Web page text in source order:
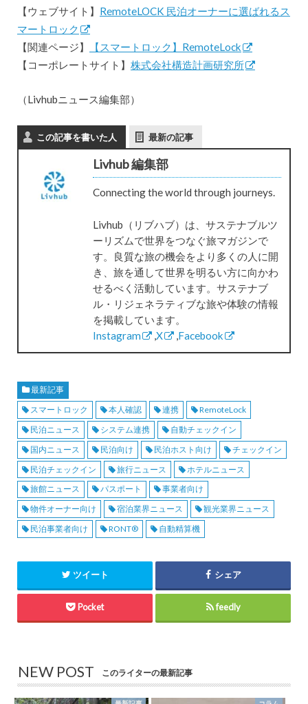
【ウェブサイト】 RemoteLOCK 民泊オーナーに選ばれるス
マートロック
【関連ページ】
【スマートロック】RemoteLock
【コーポレートサイト】 株式会社構造計画研究所
（Livhubニュース編集部）
この記事を書いた人 最新の記事
Livhub 編集部
Connecting the world through journeys.
Livhub（リブハブ）は、サステナブルツ
ーリズムで世界をつなぐ旅マガジンで
す。良質な旅の機会をより多くの人に開
き、旅を通して世界を明るい方に向かわ
せるべく活動しています。サステナブ
ル・リジェネラティブな旅や体験の情報
を掲載しています。
Instagram
,X ,Facebook
最新記事
スマートロック
本人確認 連携
RemoteLock
民泊ニュース
システム連携
自動チェックイン
国内ニュース
民泊向け 民泊ホスト向け
チェックイン
民泊チェックイン
旅行ニュース
ホテルニュース
旅館ニュース
パスポート
事業者向け
物件オーナー向け
宿泊業界ニュース
観光業界ニュース
民泊事業者向け
RONT®︎ 自動精算機
ツイート シェア
Pocket feedly
NEW POST このライターの最新記事